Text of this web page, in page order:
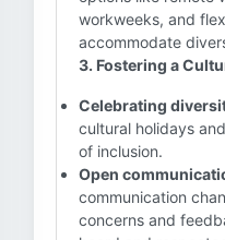
workweeks, and
accommodate
3. Fostering a
Celebrating
cultural holidays
of inclusion.
Open
communication
concerns and